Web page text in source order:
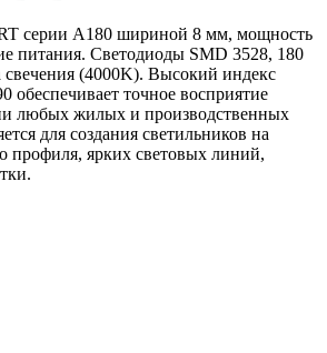
серии A180 шириной 8 мм, мощность
питания. Светодиоды SMD 3528, 180
(4000K). Высокий индекс
обеспечивает точное восприятие
любых жилых и производственных
для создания светильников на
профиля, ярких световых линий,